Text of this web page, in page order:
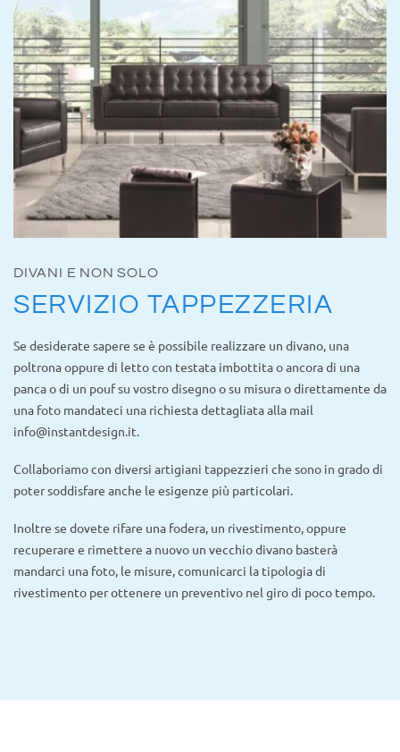
DIVANI E NON SOLO
SERVIZIO TAPPEZZERIA
Se desiderate sapere se è possibile realizzare un divano, una
poltrona oppure di letto con testata imbottita o ancora di una
panca o di un pouf su vostro disegno o su misura o direttamente da
una foto mandateci una richiesta dettagliata alla mail
info@instantdesign.it.
Collaboriamo con diversi artigiani tappezzieri che sono in grado di
poter soddisfare anche le esigenze più particolari.
Inoltre se dovete rifare una fodera, un rivestimento, oppure
recuperare e rimettere a nuovo un vecchio divano basterà
mandarci una foto, le misure, comunicarci la tipologia di
rivestimento per ottenere un preventivo nel giro di poco tempo.